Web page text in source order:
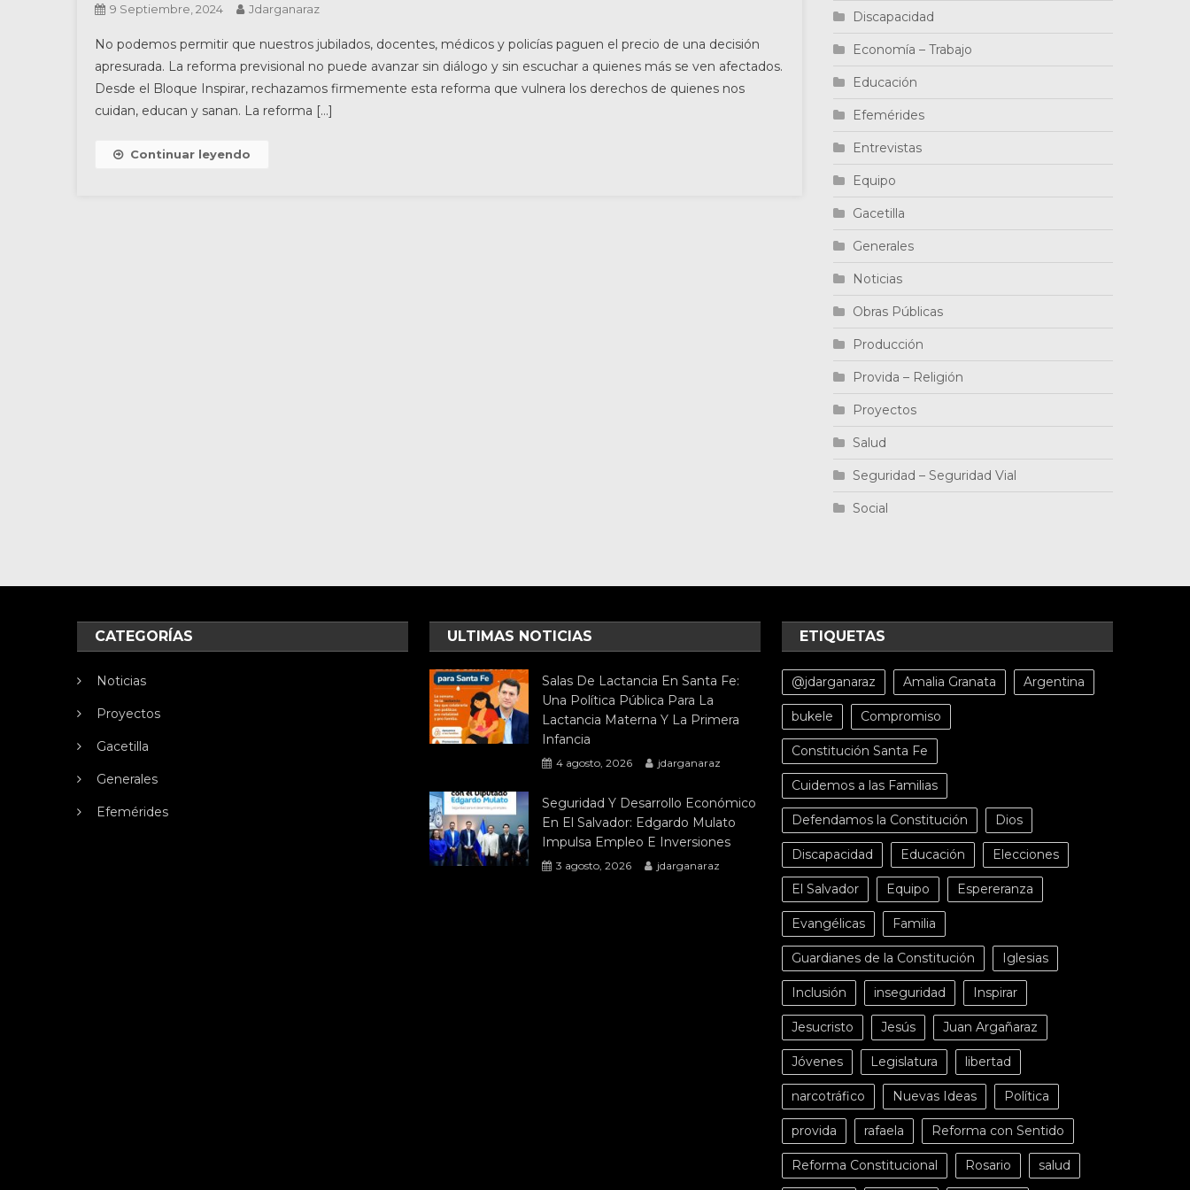
9 Septiembre, 2024 Jdarganaraz
No podemos permitir que nuestros jubilados, docentes, médicos y policías paguen el precio de una decisión
apresurada. La reforma previsional no puede avanzar sin diálogo y sin escuchar a quienes más se ven afectados.
Desde el Bloque Inspirar, rechazamos firmemente esta reforma que vulnera los derechos de quienes nos
cuidan, educan y sanan. La reforma […]
Continuar leyendo
Discapacidad
Economía – Trabajo
Educación
Efemérides
Entrevistas
Equipo
Gacetilla
Generales
Noticias
Obras Públicas
Producción
Provida – Religión
Proyectos
Salud
Seguridad – Seguridad Vial
Social
CATEGORÍAS
Noticias
Proyectos
Gacetilla
Generales
Efemérides
ULTIMAS NOTICIAS
Salas De Lactancia En Santa Fe:
Una Política Pública Para La
Lactancia Materna Y La Primera
Infancia
4 agosto, 2026 jdarganaraz
Seguridad Y Desarrollo Económico
En El Salvador: Edgardo Mulato
Impulsa Empleo E Inversiones
3 agosto, 2026 jdarganaraz
ETIQUETAS
@jdarganaraz Amalia Granata Argentina
bukele Compromiso
Constitución Santa Fe
Cuidemos a las Familias
Defendamos la Constitución Dios
Discapacidad Educación Elecciones
El Salvador Equipo Espereranza
Evangélicas Familia
Guardianes de la Constitución Iglesias
Inclusión inseguridad Inspirar
Jesucristo Jesús Juan Argañaraz
Jóvenes Legislatura libertad
narcotráfico Nuevas Ideas Política
provida rafaela Reforma con Sentido
Reforma Constitucional Rosario salud